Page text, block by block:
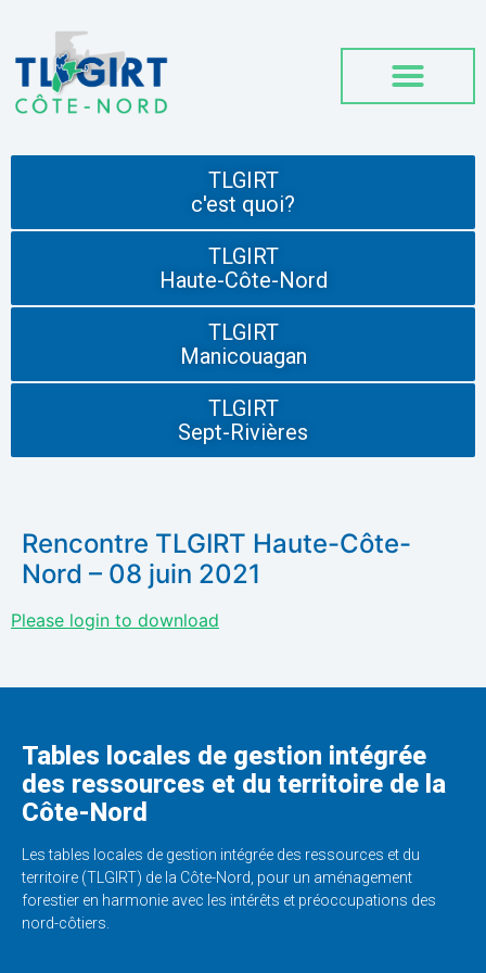
TLGIRT
c'est quoi?
TLGIRT
Haute-Côte-Nord
TLGIRT
Manicouagan
TLGIRT
Sept-Rivières
Rencontre TLGIRT Haute-Côte-
Nord – 08 juin 2021
Please login to download
Tables locales de gestion intégrée
des ressources et du territoire de la
Côte-Nord
Les tables locales de gestion intégrée des ressources et du
territoire (TLGIRT) de la Côte-Nord, pour un aménagement
forestier en harmonie avec les intérêts et préoccupations des
nord-côtiers.